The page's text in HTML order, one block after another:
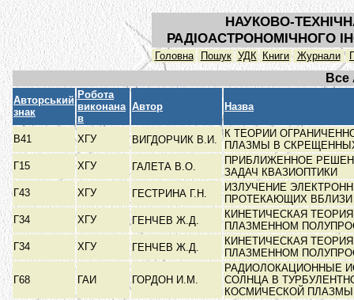
НАУКОВО-
РАДІОАСТРОНОМІЧНОГО
Головна Пошук УДК Книги Журнали
Все
Авторський
знак
Робота
виконана
в
Автор Назва
В41 ХГУ ВИГДОРЧИК В.И.
К ТЕОРИИ
ПЛАЗМЫ В
Г15
ХГУ ГАЛЕТА В.О.
ПРИБЛИЖЕННОЕ
ЗАДАЧ КВАЗИОПТИКИ
Г43
ХГУ ГЕСТРИНА Г.Н.
ИЗЛУЧЕНИЕ
ПРОТЕКАЮЩИХ
Г34
ХГУ ГЕНЧЕВ Ж.Д.
КИНЕТИЧЕСКАЯ
ПЛАЗМЕННОМ
Г34
ХГУ ГЕНЧЕВ Ж.Д.
КИНЕТИЧЕСКАЯ
ПЛАЗМЕННОМ
Г68 ГАИ ГОРДОН И.М.
РАДИОЛОКАЦИОННЫЕ
СОЛНЦА В
КОСМИЧЕСКОЙ